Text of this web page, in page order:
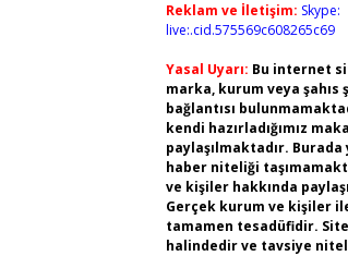
Reklam ve İletişim: Skype:
live:.cid.575569c608265c69
Yasal Uyarı: Bu internet
marka, kurum veya
bağlantısı
kendi hazırladığımız
paylaşılmaktadır.
haber niteliği
ve kişiler hakkında
Gerçek kurum ve kişiler
tamamen tesadüfidir.
halindedir ve tavsiye